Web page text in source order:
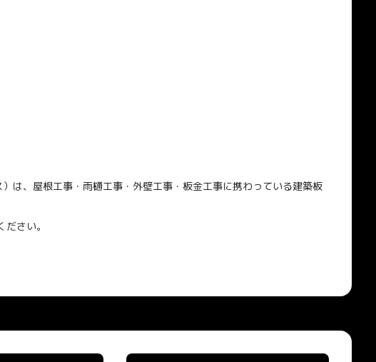
は、屋根工事・雨樋工事・外壁工事・板金工事に携わっている建築板
さい。